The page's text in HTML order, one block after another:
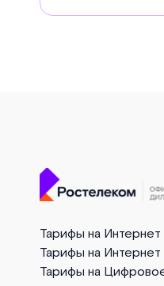
Тарифы на Интернет
Тарифы на
Тарифы на